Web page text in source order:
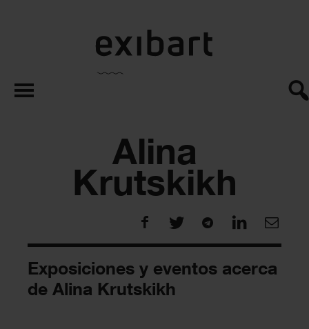
exibart.es
Alina
Krutskikh
Exposiciones y eventos acerca
de Alina Krutskikh